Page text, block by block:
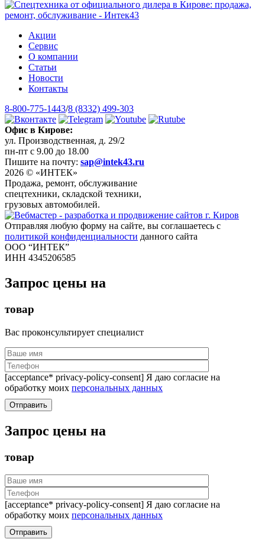
Акции
Сервис
О компании
Статьи
Новости
Контакты
8-800-775-1443/8 (8332) 499-303
Офис в Кирове:
ул. Производственная, д. 29/2
пн-пт с 9.00 до 18.00
Пишите на почту: sap@intek43.ru
2026 © «ИНТЕК»
Продажа, ремонт, обслуживание
спецтехники, складской техники,
грузовых автомобилей.
Отправляя любую форму на сайте, вы соглашаетесь с
политикой конфиденциальности данного сайта
ООО “ИНТЕК”
ИНН 4345206585
Запрос цены на
товар
Вас проконсультирует специалист
[acceptance* privacy-policy-consent] Я даю согласие на
обработку моих персональных данных
Запрос цены на
товар
[acceptance* privacy-policy-consent] Я даю согласие на
обработку моих персональных данных